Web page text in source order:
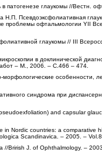
патогенезе глаукомы //Вестн.
Псевдоэксфолиативная
офтальмологии YII
глаукомы // III
в доклинической
– М., 2006. – С.466 – 474.
особенности,
синдрома при
and capsular
Nordic countries: a comparative
Scandinavica. – 2005. –
Brirish J. of Ophthalmology. –